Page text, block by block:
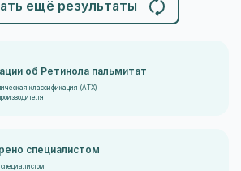
ещё результаты
об Ретинола пальмитат
классификация (ATX)
специалистом